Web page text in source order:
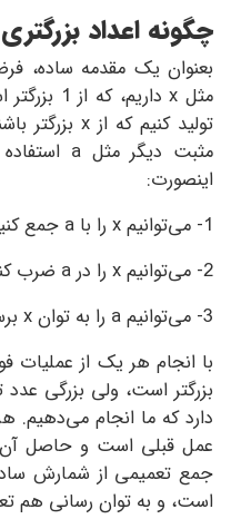
چگونه اعداد
بعنوان یک مقدمه ساده،
مثل x
داریم،
تولید کنیم که از x بزرگتر
مثبت دیگر مثل a
اینصورت:
1- می‌توانیم
x را با a جمع
2- می‌توانیم
x را درa ضرب
3- می‌توانیم
a را به توانx
با انجام هر یک از عملیات
بزرگتر است، ولی بزرگی
دارد که ما انجام می‌‌دهیم.
عمل قبلی است و حاصل آن
جمع تعمیمی از شمارش
است، و به توان رسانی هم